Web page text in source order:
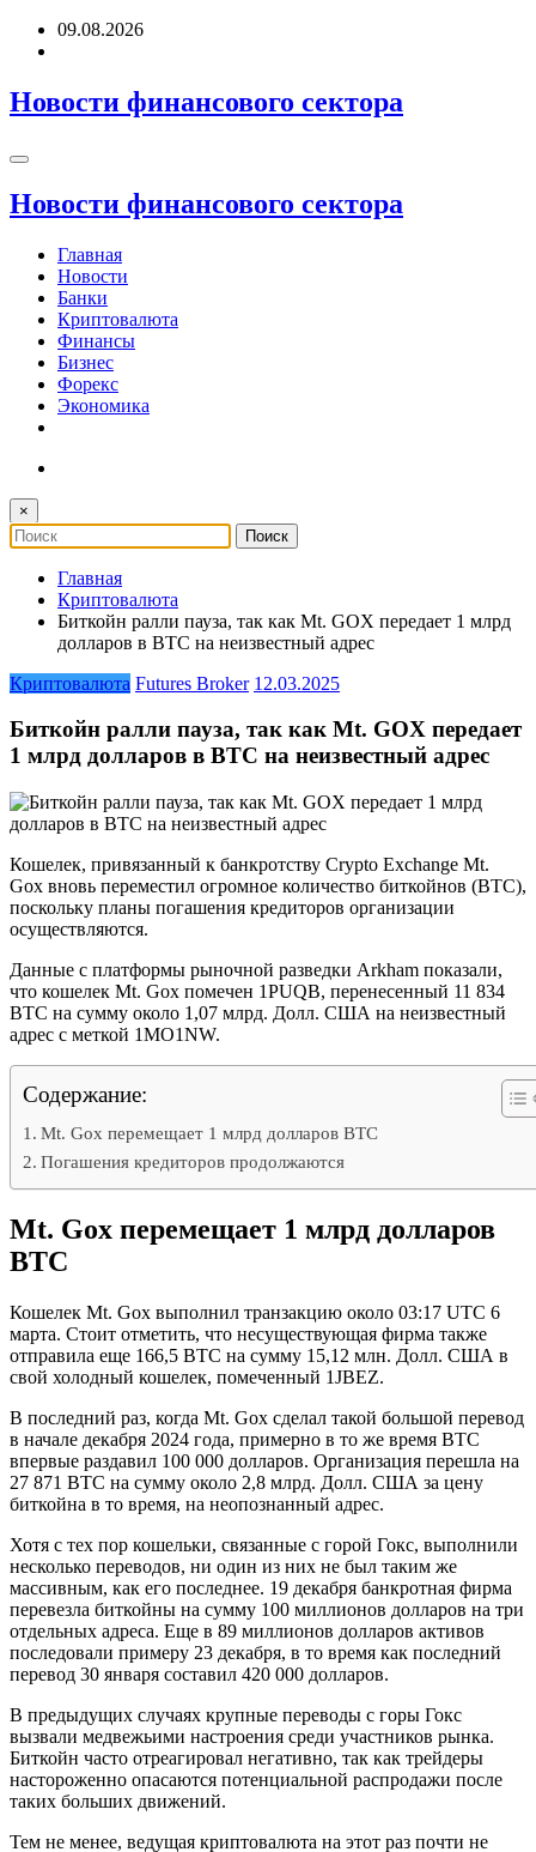
Перейти09.08.2026
Новости финансового сектора
Новости финансового сектора
Главная
Новости
Банки
Криптовалюта
Финансы
Бизнес
Форекс
Экономика
×
Главная
Криптовалюта
Биткойн ралли пауза, так как Mt. GOX передает 1 млрд
долларов в BTC на неизвестный адрес
Криптовалюта Futures Broker 12.03.2025
Биткойн ралли пауза, так как Mt. GOX передает
1 млрд долларов в BTC на неизвестный адрес
Кошелек, привязанный к банкротству Crypto Exchange Mt.
Gox вновь переместил огромное количество биткойнов (BTC),
поскольку планы погашения кредиторов организации
осуществляются.
Данные с платформы рыночной разведки Arkham показали,
что кошелек Mt. Gox помечен 1PUQB, перенесенный 11 834
BTC на сумму около 1,07 млрд. Долл. США на неизвестный
адрес с меткой 1MO1NW.
Содержание:
Mt. Gox перемещает 1 млрд долларов BTC
Погашения кредиторов продолжаются
Mt. Gox перемещает 1 млрд долларов
BTC
Кошелек Mt. Gox выполнил транзакцию около 03:17 UTC 6
марта. Стоит отметить, что несуществующая фирма также
отправила еще 166,5 BTC на сумму 15,12 млн. Долл. США в
свой холодный кошелек, помеченный 1JBEZ.
В последний раз, когда Mt. Gox сделал такой большой перевод
в начале декабря 2024 года, примерно в то же время BTC
впервые раздавил 100 000 долларов. Организация перешла на
27 871 BTC на сумму около 2,8 млрд. Долл. США за цену
биткойна в то время, на неопознанный адрес.
Хотя с тех пор кошельки, связанные с горой Гокс, выполнили
несколько переводов, ни один из них не был таким же
массивным, как его последнее. 19 декабря банкротная фирма
перевезла биткойны на сумму 100 миллионов долларов на три
отдельных адреса. Еще в 89 миллионов долларов активов
последовали примеру 23 декабря, в то время как последний
перевод 30 января составил 420 000 долларов.
В предыдущих случаях крупные переводы с горы Гокс
вызвали медвежьими настроения среди участников рынка.
Биткойн часто отреагировал негативно, так как трейдеры
настороженно опасаются потенциальной распродажи после
таких больших движений.
Тем не менее, ведущая криптовалюта на этот раз почти не